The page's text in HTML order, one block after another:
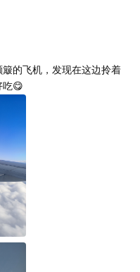
的飞机，发现在这边拎着
吃😋